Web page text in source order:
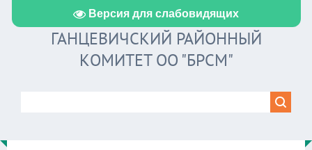
Версия для слабовидящих
ГАНЦЕВИЧСКИЙ РАЙОННЫЙ
КОМИТЕТ ОО "БРСМ"